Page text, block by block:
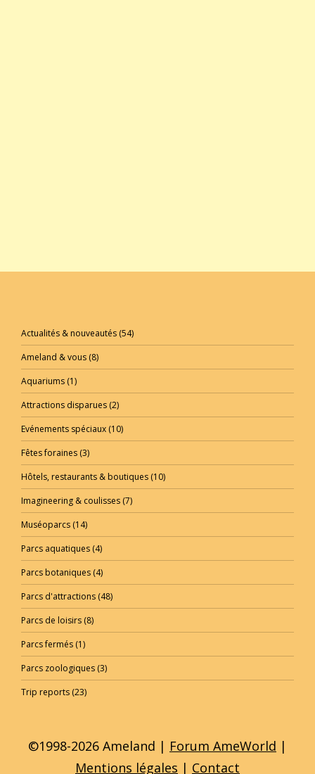
Actualités & nouveautés (54)
Ameland & vous (8)
Aquariums (1)
Attractions disparues (2)
Evénements spéciaux (10)
Fêtes foraines (3)
Hôtels, restaurants & boutiques (10)
Imagineering & coulisses (7)
Muséoparcs (14)
Parcs aquatiques (4)
Parcs botaniques (4)
Parcs d'attractions (48)
Parcs de loisirs (8)
Parcs fermés (1)
Parcs zoologiques (3)
Trip reports (23)
©1998-2026 Ameland | Forum AmeWorld |
Mentions légales | Contact